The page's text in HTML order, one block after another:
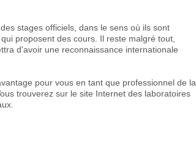
stages officiels, dans le sens où ils sont
proposent des cours. Il reste malgré tout,
d'avoir une reconnaissance internationale
pour vous en tant que professionnel de la
trouverez sur le site Internet des laboratoires